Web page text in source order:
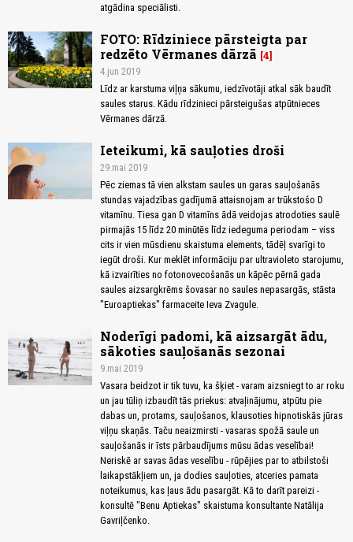
atgādina speciālisti.
FOTO: Rīdziniece pārsteigta par
redzēto Vērmanes dārzā 4
4.jun 2019
Līdz ar karstuma viļņa sākumu, iedzīvotāji atkal sāk baudīt
saules starus. Kādu rīdzinieci pārsteigušas atpūtnieces
Vērmanes dārzā.
Ieteikumi, kā sauļoties droši
29.mai 2019
Pēc ziemas tā vien alkstam saules un garas sauļošanās
stundas vajadzības gadījumā attaisnojam ar trūkstošo D
vitamīnu. Tiesa gan D vitamīns ādā veidojas atrodoties saulē
pirmajās 15 līdz 20 minūtēs līdz iedeguma periodam – viss
cits ir vien mūsdienu skaistuma elements, tādēļ svarīgi to
iegūt droši. Kur meklēt informāciju par ultravioleto starojumu,
kā izvairīties no fotonovecošanās un kāpēc pērnā gada
saules aizsargkrēms šovasar no saules nepasargās, stāsta
"Euroaptiekas" farmaceite Ieva Zvagule.
Noderīgi padomi, kā aizsargāt ādu,
sākoties sauļošanās sezonai
9.mai 2019
Vasara beidzot ir tik tuvu, ka šķiet - varam aizsniegt to ar roku
un jau tūliņ izbaudīt tās priekus: atvaļinājumu, atpūtu pie
dabas un, protams, sauļošanos, klausoties hipnotiskās jūras
viļņu skaņās. Taču neaizmirsti - vasaras spožā saule un
sauļošanās ir īsts pārbaudījums mūsu ādas veselībai!
Neriskē ar savas ādas veselību - rūpējies par to atbilstoši
laikapstākļiem un, ja dodies sauļoties, atceries pamata
noteikumus, kas ļaus ādu pasargāt. Kā to darīt pareizi -
konsultē "Benu Aptiekas" skaistuma konsultante Natālija
Gavriļčenko.